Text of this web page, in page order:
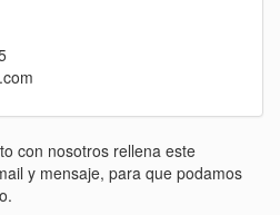
con nosotros rellena este
y mensaje, para que podamos